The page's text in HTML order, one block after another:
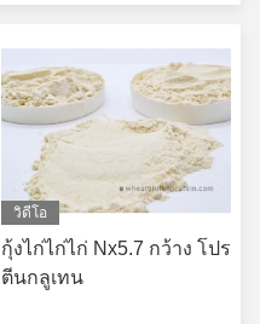
วิดีโอ
กุ้งไก่ไก่ไก่ Nx5.7 กว้าง โปร
ตีนกลูเทน